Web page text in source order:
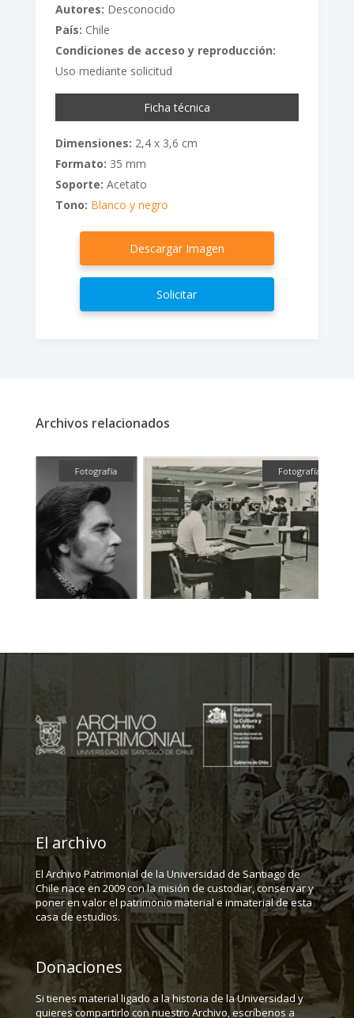
Autores: Desconocido
País: Chile
Condiciones de acceso y reproducción:
Uso mediante solicitud
Ficha técnica
Dimensiones: 2,4 x 3,6 cm
Formato: 35 mm
Soporte: Acetato
Tono: Blanco y negro
Descargar Imagen
Solicitar
Archivos relacionados
Fotografía Fotografía
El archivo
El Archivo Patrimonial de la Universidad de Santiago de
Chile nace en 2009 con la misión de custodiar, conservar y
poner en valor el patrimonio material e inmaterial de esta
casa de estudios.
Donaciones
Si tienes material ligado a la historia de la Universidad y
quieres compartirlo con nuestro Archivo, escríbenos a